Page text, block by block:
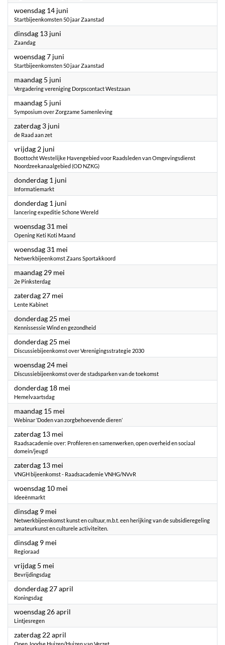
woensdag 14 juni
Startbijeenkomsten 50 jaar Zaanstad
dinsdag 13 juni
Zaandag
woensdag 7 juni
Startbijeenkomsten 50 jaar Zaanstad
maandag 5 juni
Vergadering vereniging Dorpscontact Westzaan
maandag 5 juni
Symposium over Zorgzame Samenleving
zaterdag 3 juni
de Raad aan zet
vrijdag 2 juni
Boottocht Westelijke Havengebied voor Raadsleden van Omgevingsdienst
Noordzeekanaalgebied (OD NZKG)
donderdag 1 juni
Informatiemarkt
donderdag 1 juni
lancering expeditie Schone Wereld
woensdag 31 mei
Opening Keti Koti Maand
woensdag 31 mei
Netwerkbijeenkomst Zaans Sportakkoord
maandag 29 mei
2e Pinksterdag
zaterdag 27 mei
Lente Kabinet
donderdag 25 mei
Kennissessie Wind en gezondheid
donderdag 25 mei
Discussiebijeenkomst over Verenigingsstrategie 2030
woensdag 24 mei
Discussiebijeenkomst over de stadsparken van de toekomst
donderdag 18 mei
Hemelvaartsdag
maandag 15 mei
Webinar ‘Doden van zorgbehoevende dieren’
zaterdag 13 mei
Raadsacademie over: Profileren en samenwerken, open overheid en sociaal
domein/jeugd
zaterdag 13 mei
VNGH bijeenkomst - Raadsacademie VNHG/NVvR
woensdag 10 mei
Ideeënmarkt
dinsdag 9 mei
Netwerkbijeenkomst kunst en cultuur, m.b.t. een herijking van de subsidieregeling
amateurkunst en culturele activiteiten.
dinsdag 9 mei
Regioraad
vrijdag 5 mei
Bevrijdingsdag
donderdag 27 april
Koningsdag
woensdag 26 april
Lintjesregen
zaterdag 22 april